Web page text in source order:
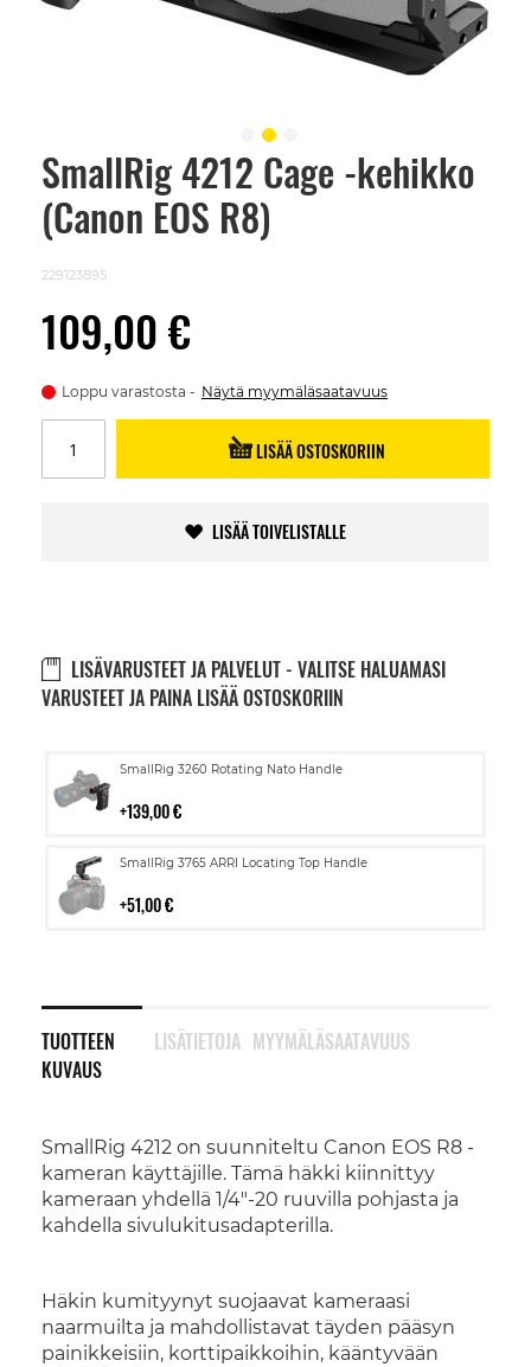
SmallRig 4212 Cage -kehikko
(Canon EOS R8)
229123895
109,00 €
Loppu varastosta Näytä myymäläsaatavuus
LISÄÄ OSTOSKORIIN
LISÄÄ TOIVELISTALLE
LISÄVARUSTEET JA PALVELUT - VALITSE HALUAMASI
VARUSTEET JA PAINA LISÄÄ OSTOSKORIIN
SmallRig 3260 Rotating Nato Handle
139,00 €
Lisää
SmallRig 3765 ARRI Locating Top Handle
51,00 €
Lisää
TUOTTEEN
KUVAUS
SmallRig 4212 on suunniteltu Canon EOS R8 -
kameran käyttäjille. Tämä häkki kiinnittyy
kameraan yhdellä 1/4"-20 ruuvilla pohjasta ja
kahdella sivulukitusadapterilla.
Häkin kumityynyt suojaavat kameraasi
naarmuilta ja mahdollistavat täyden pääsyn
painikkeisiin, korttipaikkoihin, kääntyvään
LISÄTIETOJA MYYMÄLÄSAATAVUUS
Skip
beginning
images